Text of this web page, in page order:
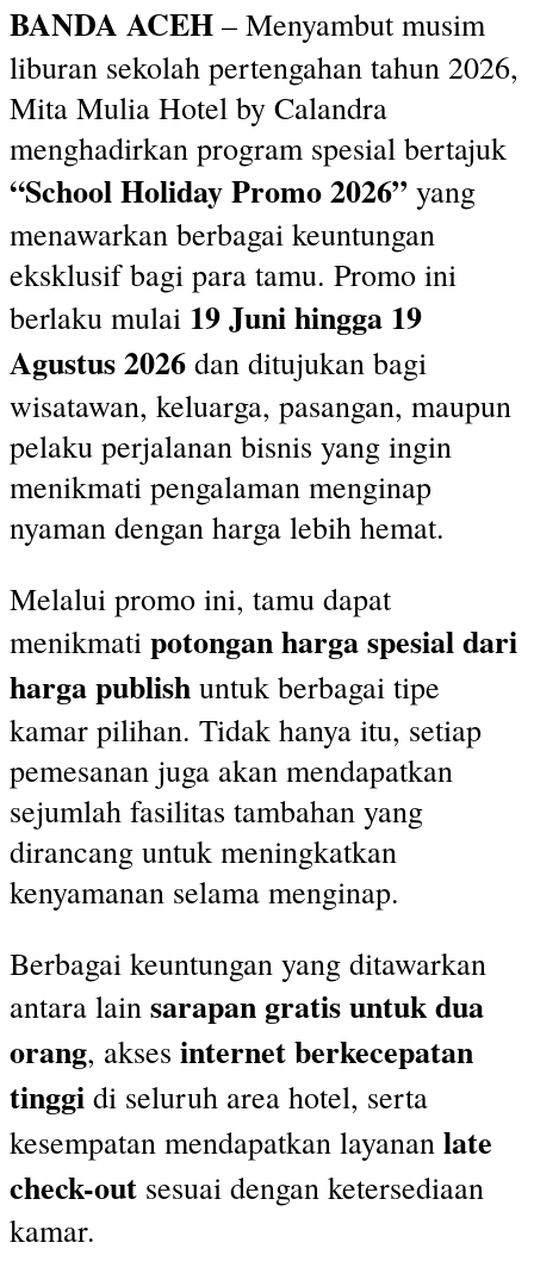
BANDA ACEH – Menyambut musim
liburan sekolah pertengahan tahun 2026,
Mita Mulia Hotel by Calandra
menghadirkan program spesial bertajuk
“School Holiday Promo 2026” yang
menawarkan berbagai keuntungan
eksklusif bagi para tamu. Promo ini
berlaku mulai 19 Juni hingga 19
Agustus 2026 dan ditujukan bagi
wisatawan, keluarga, pasangan, maupun
pelaku perjalanan bisnis yang ingin
menikmati pengalaman menginap
nyaman dengan harga lebih hemat.
Melalui promo ini, tamu dapat
menikmati potongan harga spesial dari
harga publish untuk berbagai tipe
kamar pilihan. Tidak hanya itu, setiap
pemesanan juga akan mendapatkan
sejumlah fasilitas tambahan yang
dirancang untuk meningkatkan
kenyamanan selama menginap.
Berbagai keuntungan yang ditawarkan
antara lain sarapan gratis untuk dua
orang, akses internet berkecepatan
tinggi di seluruh area hotel, serta
kesempatan mendapatkan layanan late
check-out sesuai dengan ketersediaan
kamar.